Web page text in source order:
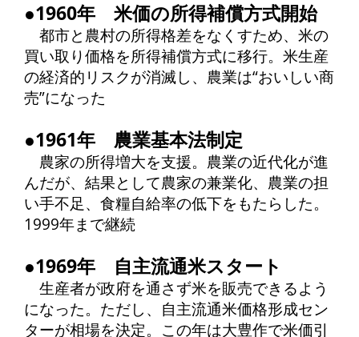
●1960年 米価の所得補償方式開始
都市と農村の所得格差をなくすため、米の
買い取り価格を所得補償方式に移行。米生産
の経済的リスクが消滅し、農業は“おいしい商
売”になった
●1961年 農業基本法制定
農家の所得増大を支援。農業の近代化が進
んだが、結果として農家の兼業化、農業の担
い手不足、食糧自給率の低下をもたらした。
1999年まで継続
●1969年 自主流通米スタート
生産者が政府を通さず米を販売できるよう
になった。ただし、自主流通米価格形成セン
ターが相場を決定。この年は大豊作で米価引